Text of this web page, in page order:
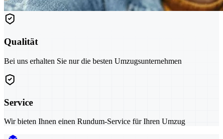
Qualität
Bei uns erhalten Sie nur die besten Umzugsunternehmen
Service
Wir bieten Ihnen einen Rundum-Service für Ihren Umzug